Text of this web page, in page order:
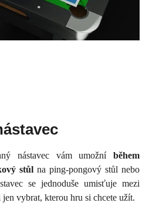
nástavec vám umožní během
stůl na ping-pongový stůl nebo
se jednoduše umisťuje mezi
vybrat, kterou hru si chcete užít.